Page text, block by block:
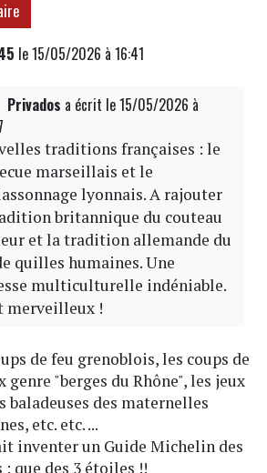
le 15/05/2026 à 16:41
Privados a écrit le 15/05/2026 à
traditions françaises : le
marseillais et le
lyonnais. A rajouter
britannique du couteau
et la tradition allemande du
quilles humaines. Une
multiculturelle indéniable.
merveilleux !
de feu grenoblois, les coups de
genre "berges du Rhône", les jeux
baladeuses des maternelles
etc. etc. ...
inventer un Guide Michelin des
que des 3 étoiles !!